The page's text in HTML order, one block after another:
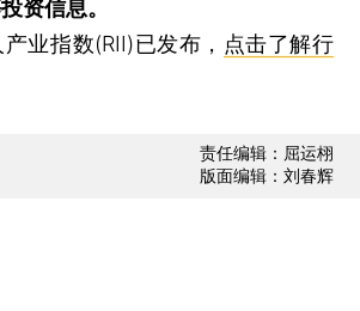
资信息。
指数(RII)已发布， 点击了解行
责任编辑：屈运栩
版面编辑：刘春辉